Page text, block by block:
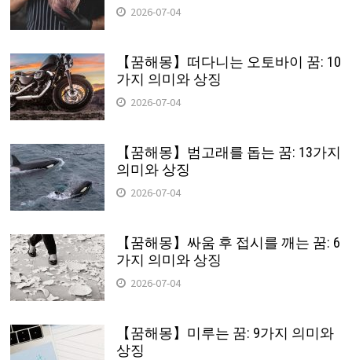
2026-07-04
【꿈해몽】떠다니는 오토바이 꿈: 10
가지 의미와 상징
2026-07-04
【꿈해몽】범고래를 돕는 꿈: 13가지
의미와 상징
2026-07-04
【꿈해몽】싸움 후 접시를 깨는 꿈: 6
가지 의미와 상징
2026-07-04
【꿈해몽】미루는 꿈: 9가지 의미와
상징